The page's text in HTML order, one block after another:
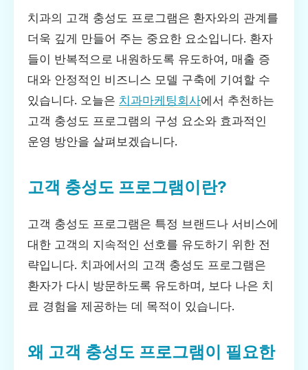
치과의 고객 충성도 프로그램은 환자와의 관계를
더욱 깊게 만들어 주는 중요한 요소입니다. 환자
들이 반복적으로 내원하도록 유도하여, 매출 증
대와 안정적인 비즈니스 모델 구축에 기여할 수
있습니다. 오늘은 치과마케팅회사에서 추천하는
고객 충성도 프로그램의 구성 요소와 효과적인
운영 방안을 살펴보겠습니다.
고객 충성도 프로그램이란?
고객 충성도 프로그램은 특정 브랜드나 서비스에
대한 고객의 지속적인 선호를 유도하기 위한 전
략입니다. 치과에서의 고객 충성도 프로그램은
환자가 다시 방문하도록 유도하며, 보다 나은 치
료 경험을 제공하는 데 목적이 있습니다.
왜 고객 충성도 프로그램이 필요한